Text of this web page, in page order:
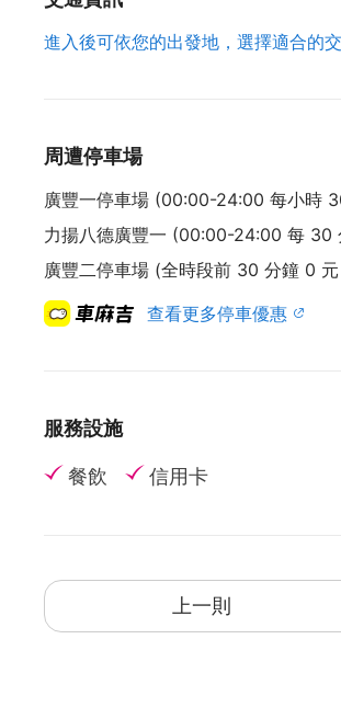
進入後可依您的出發地，選擇適合的
周遭停車場
廣豐一停車場 (00:00-24:00 每小時
力揚八德廣豐一 (00:00-24:00 每 30
廣豐二停車場 (全時段前 30 分鐘 0
查看更多停車優惠
服務設施
餐飲 信用卡
上一則